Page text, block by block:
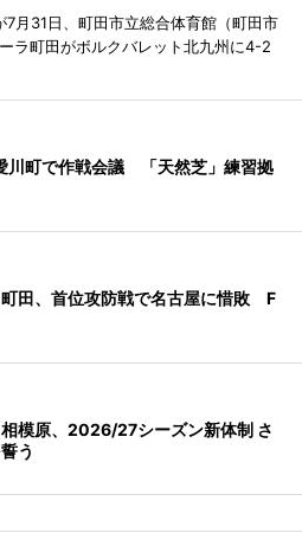
7月31日、町田市立総合体育館（町田市
ラ町田がボルクバレット北九州に4-2
川町で作戦会議 「天然芝」練習拠
田、首位攻防戦で名古屋に惜敗 F
相模原、2026/27シーズン新体制 さ
う